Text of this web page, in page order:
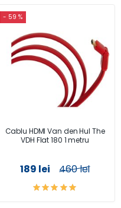
- 59 %
Cablu HDMI Van den Hul The
VDH Flat 180 1 metru
189 lei 460 lei